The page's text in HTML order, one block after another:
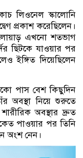
লিওনেল স্কালোনি
প্রকাশ করেছিলেন।
এখনো শতভাগ
ছিটকে যাওয়ার পর
ইঙ্গিত দিয়েছিলেন
পাস বেশ কিছুদিন
অবস্থা নিয়ে শুরুতে
অবস্থার দ্রুত
পাওয়ার পর তিনি
অংশ নেন।